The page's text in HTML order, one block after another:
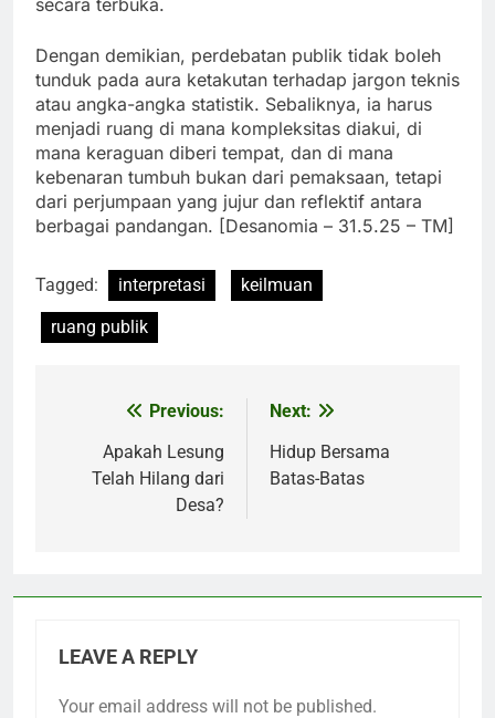
Dengan demikian, perdebatan publik tidak boleh
tunduk pada aura ketakutan terhadap jargon teknis
atau angka-angka statistik. Sebaliknya, ia harus
menjadi ruang di mana kompleksitas diakui, di
mana keraguan diberi tempat, dan di mana
kebenaran tumbuh bukan dari pemaksaan, tetapi
dari perjumpaan yang jujur dan reflektif antara
berbagai pandangan. [Desanomia – 31.5.25 – TM]
Tagged: interpretasi
keilmuan
ruang publik
navigation
Previous:
Apakah Lesung
Telah Hilang dari
Desa?
Next:
Hidup Bersama
Batas-Batas
LEAVE A REPLY
Your email address will not be published.